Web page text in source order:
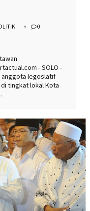
0
- SOLO -
anggota legoslatif
tingkat lokal Kota